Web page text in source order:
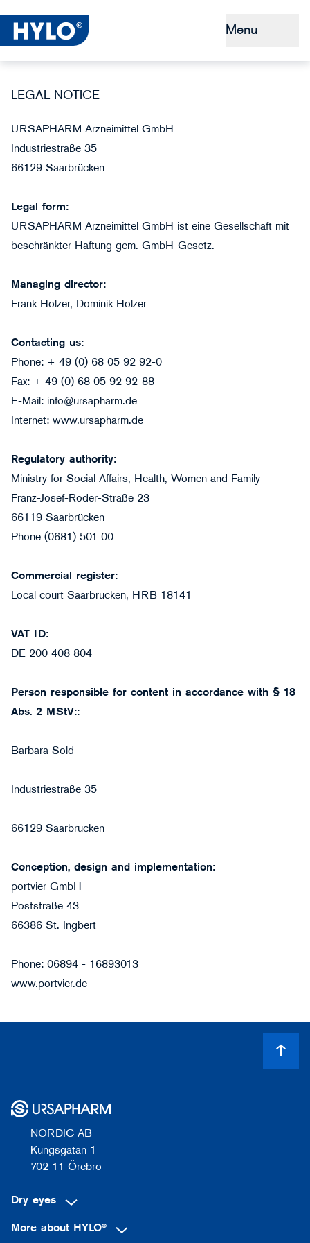
Menu
Why HYLO®
LEGAL NOTICE
URSAPHARM Arzneimittel GmbH
Industriestraße 35
66129 Saarbrücken
Legal form:
URSAPHARM Arzneimittel GmbH ist eine Gesellschaft mit
beschränkter Haftung gem. GmbH-Gesetz.
Managing director:
Frank Holzer, Dominik Holzer
Contacting us:
Phone: + 49 (0) 68 05 92 92-0
Fax: + 49 (0) 68 05 92 92-88
E-Mail: info@ursapharm.de
Internet: www.ursapharm.de
Regulatory authority:
Ministry for Social Affairs, Health, Women and Family
Franz-Josef-Röder-Straße 23
66119 Saarbrücken
Phone (0681) 501 00
Commercial register:
Local court Saarbrücken, HRB 18141
VAT ID:
DE 200 408 804
Person responsible for content in accordance with § 18
Abs. 2 MStV::
Barbara Sold
Industriestraße 35
66129 Saarbrücken
Conception, design and implementation:
portvier GmbH
Poststraße 43
66386 St. Ingbert
Phone: 06894 - 16893013
www.portvier.de
NORDIC AB
Kungsgatan 1
702 11 Örebro
Dry eyes
More about HYLO®